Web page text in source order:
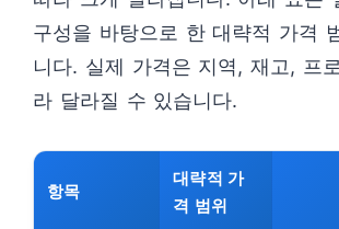
구성을 바탕으로 한 대략적 가격
니다. 실제 가격은 지역, 재고, 프
라 달라질 수 있습니다.
항목
대략적 가
격 범위